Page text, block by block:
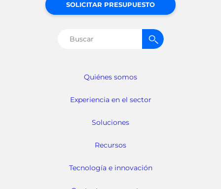
Quiénes somos
Experiencia en el sector
Soluciones
Recursos
Tecnología e innovación
SOLICITAR PRESUPUESTO
Buscar: